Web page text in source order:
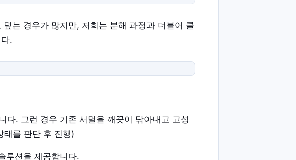
는 경우가 많지만, 저희는 분해 과정과 더블어 쿨
.
다. 그런 경우 기존 서멀을 깨끗이 닦아내고 고성
태를 판단 후 진행)
루션을 제공합니다.